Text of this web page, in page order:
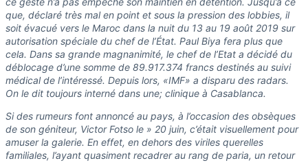
que, déclaré très mal en point et sous la pression des lobbies, il
soit évacué vers le Maroc dans la nuit du 13 au 19 août 2019 sur
autorisation spéciale du chef de l’État. Paul Biya fera plus que
cela. Dans sa grande magnanimité, le chef de l’Etat a décidé du
déblocage d’une somme de 89.917.374 francs destinés au suivi
médical de l’intéressé. Depuis lors, «IMF» a disparu des radars.
On le dit toujours interné dans une; clinique à Casablanca.
Si des rumeurs font annoncé au pays, à l’occasion des obsèques
de son géniteur, Victor Fotso le » 20 juin, c’était visuellement pour
amuser la galerie. En effet, en dehors des viriles querelles
familiales, l’ayant quasiment recadrer au rang de paria, un retour